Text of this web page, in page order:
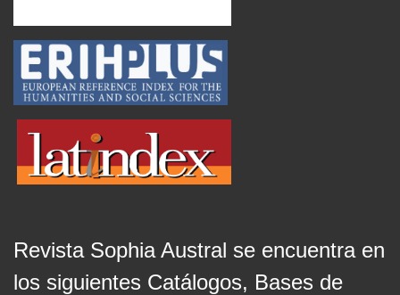
Revista Sophia Austral se encuentra en
los siguientes Catálogos, Bases de